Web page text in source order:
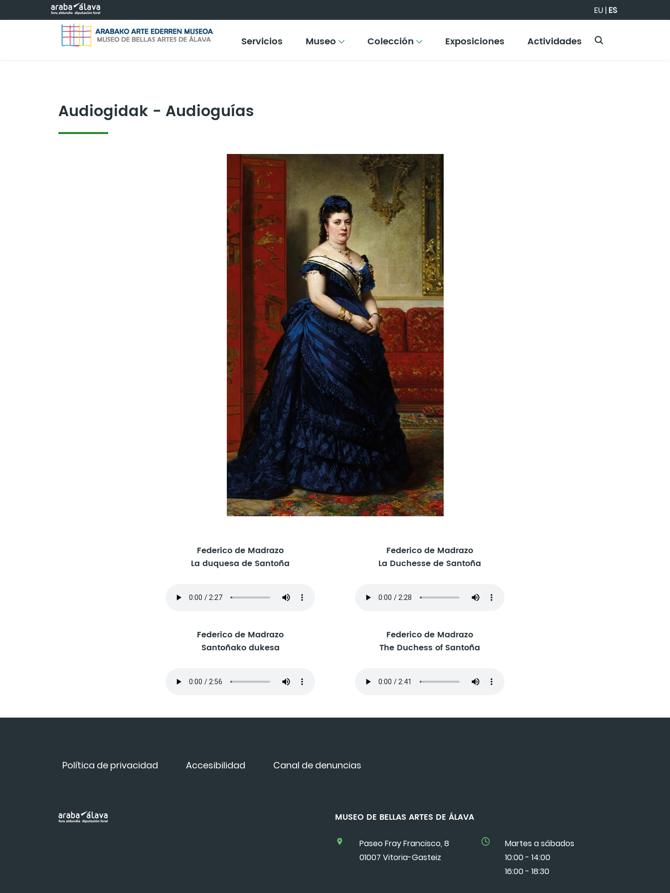
Saltar al contenido principal EU|ES
Servicios Museo Colección Exposiciones Actividades
Audiogidak - Audioguías
Federico de Madrazo
La duquesa de Santoña
Federico de Madrazo
Santoñako dukesa
Federico de Madrazo
La Duchesse de Santoña
Federico de Madrazo
The Duchess of Santoña
Política de privacidad Accesibilidad Canal de denuncias
MUSEO DE BELLAS ARTES DE ÁLAVA
Paseo Fray Francisco, 8
01007 Vitoria-Gasteiz
Martes a sábados
10:00 - 14:00
16:00 - 18:30